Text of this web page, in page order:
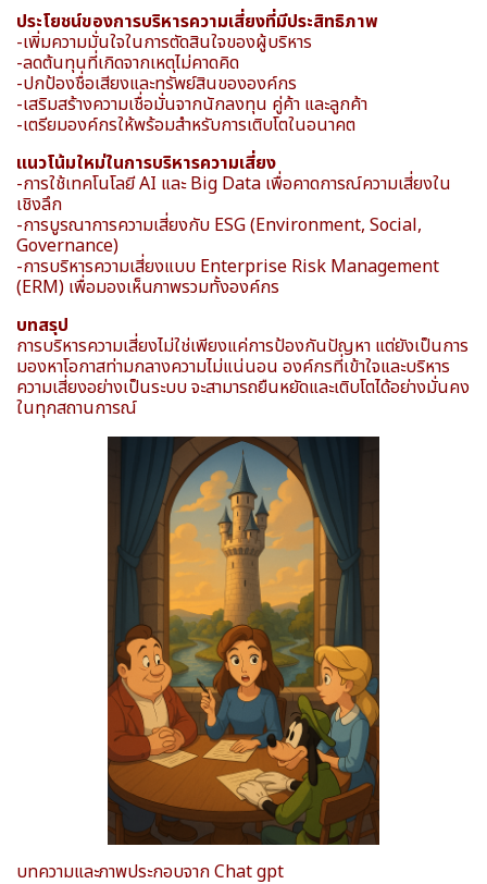
ประโยชน์ของการบริหารความเสี่ยงที่มีประสิทธิภาพ
-เพิ่มความมั่นใจในการตัดสินใจของผู้บริหาร
-ลดต้นทุนที่เกิดจากเหตุไม่คาดคิด
-ปกป้องชื่อเสียงและทรัพย์สินขององค์กร
-เสริมสร้างความเชื่อมั่นจากนักลงทุน คู่ค้า และลูกค้า
-เตรียมองค์กรให้พร้อมสำหรับการเติบโตในอนาคต
แนวโน้มใหม่ในการบริหารความเสี่ยง
-การใช้เทคโนโลยี AI และ Big Data เพื่อคาดการณ์ความเสี่ยงใน
เชิงลึก
-การบูรณาการความเสี่ยงกับ ESG (Environment, Social,
Governance)
-การบริหารความเสี่ยงแบบ Enterprise Risk Management
(ERM) เพื่อมองเห็นภาพรวมทั้งองค์กร
บทสรุป
การบริหารความเสี่ยงไม่ใช่เพียงแค่การป้องกันปัญหา แต่ยังเป็นการ
มองหาโอกาสท่ามกลางความไม่แน่นอน องค์กรที่เข้าใจและบริหาร
ความเสี่ยงอย่างเป็นระบบ จะสามารถยืนหยัดและเติบโตได้อย่างมั่นคง
ในทุกสถานการณ์
บทความและภาพประกอบจาก Chat gpt